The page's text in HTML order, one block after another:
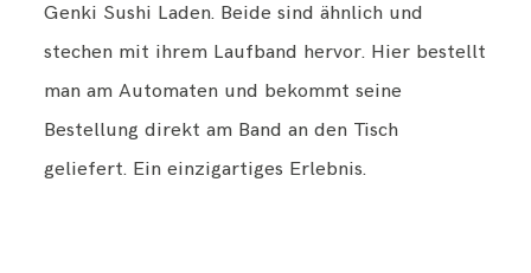
Genki Sushi Laden. Beide sind ähnlich und
stechen mit ihrem Laufband hervor. Hier bestellt
man am Automaten und bekommt seine
Bestellung direkt am Band an den Tisch
geliefert. Ein einzigartiges Erlebnis.